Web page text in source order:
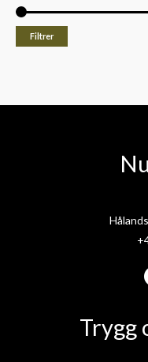
Filtrer
Trygg